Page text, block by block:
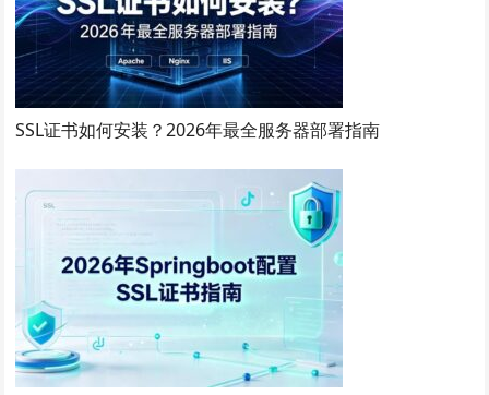
SSL证书如何安装？2026年最全服务器部署指南